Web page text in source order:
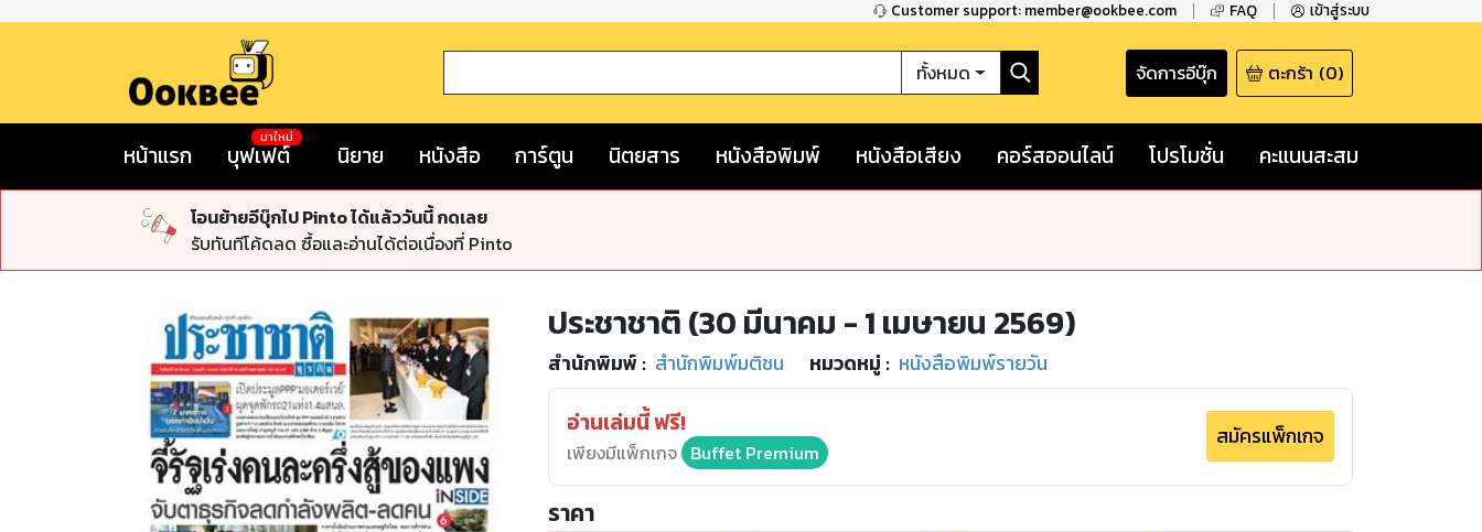
Customer support: member@ookbee.com FAQ เข้าสู่ระบบ
ทั้งหมด จัดการอีบุ๊ก ตะกร้า (0)
หน้าแรก บุฟเฟต์
มาใหม่
นิยาย หนังสือ การ์ตูน นิตยสาร หนังสือพิมพ์ หนังสือเสียง คอร์สออนไลน์ โปรโมชั่น คะแนนสะสม
โอนย้ายอีบุ๊กไป Pinto ได้แล้ววันนี้ กดเลย
รับทันทีโค้ดลด ซื้อและอ่านได้ต่อเนื่องที่ Pinto
ประชาชาติ (30 มีนาคม - 1 เมษายน 2569)
สำนักพิมพ์ : สำนักพิมพ์มติชน หมวดหมู่ : หนังสือพิมพ์รายวัน
อ่านเล่มนี้ ฟรี!
เพียงมีแพ็กเกจ Buffet Premium
สมัครแพ็กเกจ
ราคา